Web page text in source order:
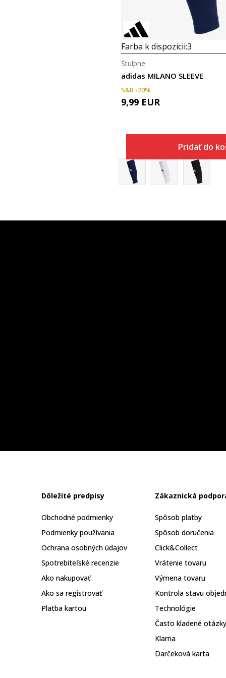
Farba k dispozícii:3
adidas MILANO SLEEVE
Štulpne
S&B -20%
9,99 EUR
Pridať do
Dôležité predpisy
Obchodné podmienky
Podmienky používania
Ochrana osobných údajov
Spotrebiteľské recenzie
Ako nakupovať
Ako sa registrovať
Platba kartou
Zákaznická
Spôsob platby
Spôsob doručenia
Click&Collect
Vrátenie tovaru
Výmena tovaru
Kontrola stavu
Technológie
Často kladené otázky
Klarna
Darčeková karta